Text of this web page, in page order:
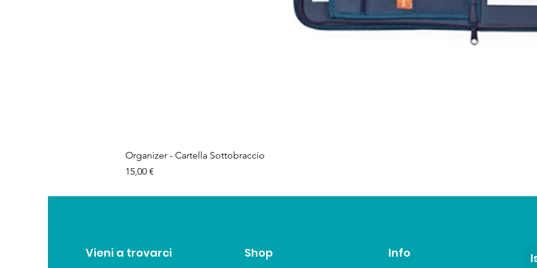
Organizer - Cartella Sottobraccio
Prezzo
15,00 €
Vieni a trovarci Shop Info